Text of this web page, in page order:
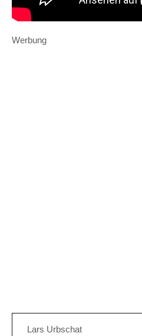
Werbung
Lars Urbschat